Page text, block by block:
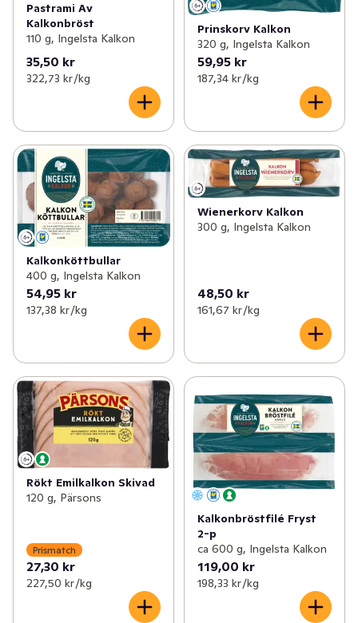
Pastrami Av
Kalkonbröst
110 g, Ingelsta Kalkon
35,50 kr
322,73 kr /kg
Prinskorv Kalkon
320 g, Ingelsta Kalkon
59,95 kr
187,34 kr /kg
Kalkonköttbullar
400 g, Ingelsta Kalkon
54,95 kr
137,38 kr /kg
Wienerkorv Kalkon
300 g, Ingelsta Kalkon
48,50 kr
161,67 kr /kg
Rökt Emilkalkon Skivad
120 g, Pärsons
Prismatch
27,30 kr
227,50 kr /kg
Kalkonbröstfilé Fryst
2-p
ca 600 g, Ingelsta Kalkon
119,00 kr
198,33 kr /kg